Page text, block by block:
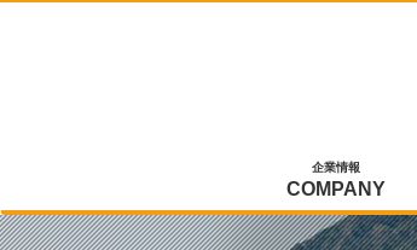
企業情報
COMPANY